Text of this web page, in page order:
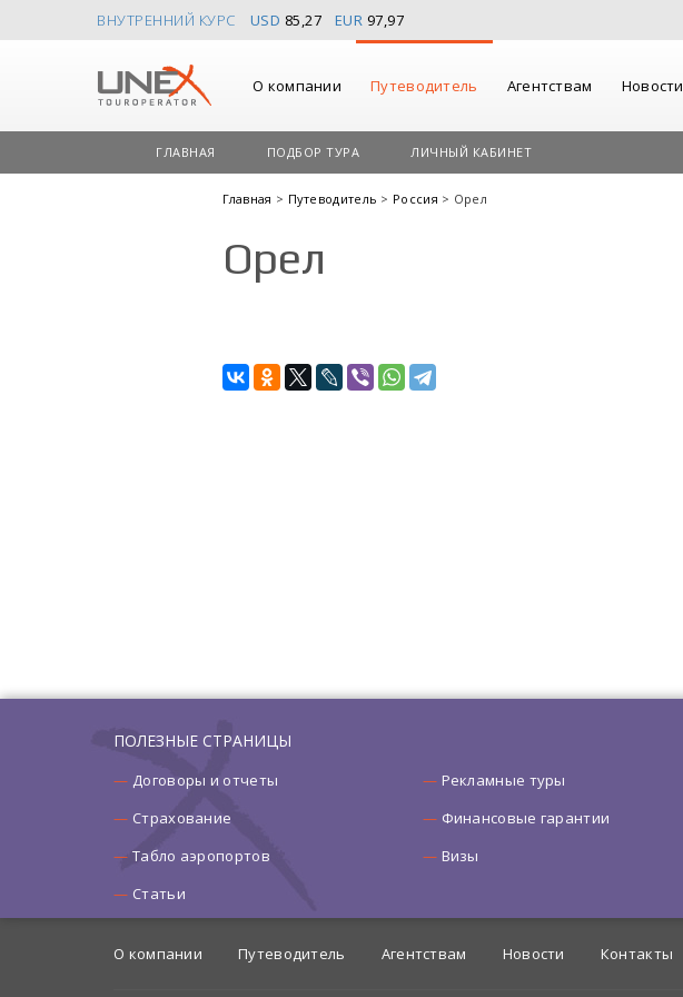
ВНУТРЕННИЙ КУРС USD 85,27 EUR 97,97
О компании Путеводитель Агентствам Новости
ГЛАВНАЯ ПОДБОР ТУРА ЛИЧНЫЙ КАБИНЕТ
Главная > Путеводитель > Россия > Орел
Орел
ПОЛЕЗНЫЕ СТРАНИЦЫ
Договоры и отчеты
Рекламные туры
Страхование
Финансовые гарантии
Табло аэропортов
Визы
Статьи
О компании Путеводитель Агентствам Новости Контакты